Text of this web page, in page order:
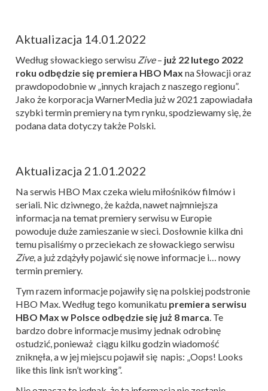
Aktualizacja 14.01.2022
Według słowackiego serwisu Zive– już 22 lutego 2022
roku odbędzie się premiera HBO Max na Słowacji oraz
prawdopodobnie w „innych krajach z naszego regionu”.
Jako że korporacja WarnerMedia już w 2021 zapowiadała
szybki termin premiery na tym rynku, spodziewamy się, że
podana data dotyczy także Polski.
Aktualizacja 21.01.2022
Na serwis HBO Max czeka wielu miłośników filmów i
seriali. Nic dziwnego, że każda, nawet najmniejsza
informacja na temat premiery serwisu w Europie
powoduje duże zamieszanie w sieci. Dosłownie kilka dni
temu pisaliśmy o przeciekach ze słowackiego serwisu
Zive, a już zdążyły pojawić się nowe informacje i… nowy
termin premiery.
Tym razem informacje pojawiły się na polskiej podstronie
HBO Max. Według tego komunikatu premiera serwisu
HBO Max w Polsce odbędzie się już 8 marca. Te
bardzo dobre informacje musimy jednak odrobinę
ostudzić, ponieważ ciągu kilku godzin wiadomość
zniknęła, a w jej miejscu pojawił się napis: „Oops! Looks
like this link isn’t working”.